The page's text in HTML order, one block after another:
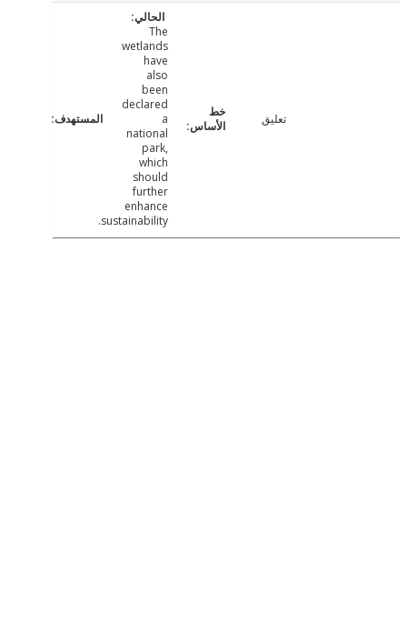
wetlands
declared
a
national
sustainability.